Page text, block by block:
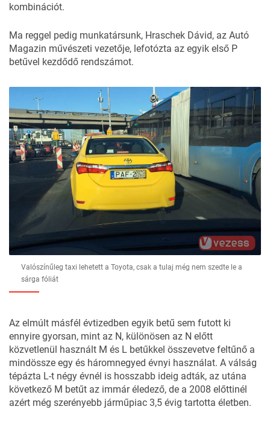
kombinációt.
Ma reggel pedig munkatársunk, Hraschek Dávid, az Autó
Magazin művészeti vezetője, lefotózta az egyik első P
betűvel kezdődő rendszámot.
Valószínűleg taxi lehetett a Toyota, csak a tulaj még nem szedte le a
sárga fóliát
Az elmúlt másfél évtizedben egyik betű sem futott ki
ennyire gyorsan, mint az N, különösen az N előtt
közvetlenül használt M és L betűkkel összevetve feltűnő a
mindössze egy és háromnegyed évnyi használat. A válság
tépázta L-t négy évnél is hosszabb ideig adták, az utána
következő M betűt az immár éledező, de a 2008 előttinél
azért még szerényebb járműpiac 3,5 évig tartotta életben.